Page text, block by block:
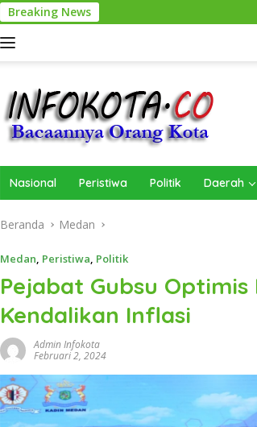
Breaking News Polresta Deli
Nasional Peristiwa Politik Daerah
Beranda Medan
Medan, Peristiwa, Politik
Pejabat Gubsu
Kendalikan Inflasi
Admin Infokota
Februari 2, 2024